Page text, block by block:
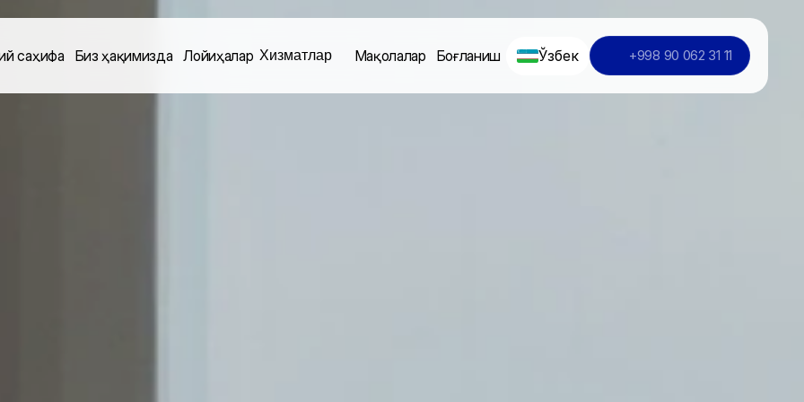
саҳифа Биз ҳақимизда Лойиҳалар Хизматлар Мақолалар Боғланиш Ўзбек +998 90 062 31 11